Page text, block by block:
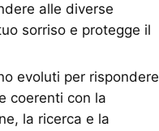
alle diverse
sorriso e protegge il
evoluti per rispondere
coerenti con la
la ricerca e la